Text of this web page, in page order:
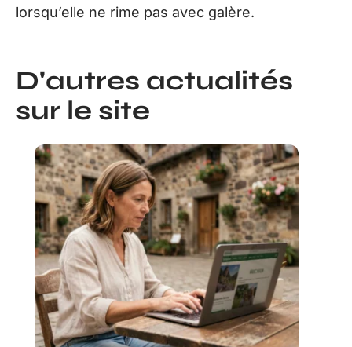
lorsqu’elle ne rime pas avec galère.
D'autres actualités
sur le site